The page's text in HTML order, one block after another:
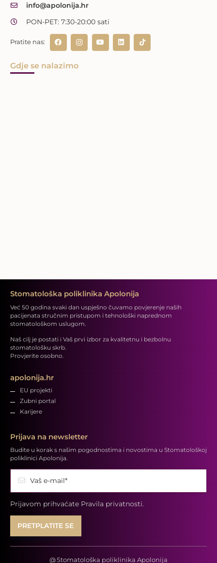
info@apolonija.hr
PON-PET: 7:30-20:00 sati
Pratite nas:
Gdje se nalazimo
Stomatološka poliklinika Apolonija
Već 50 godina svaki dan uspješno čuvamo povjerenje naših
pacijenata stručnim pristupom i tehnološki naprednom
stomatološkom uslugom.
Naš cilj je postati i Vaš prvi izbor za kvalitetnu i bezbolnu
stomatološku skrb.
Provjerite osobno.
apolonija.hr
EU projekti
Zubni portal
Karijere
Prijava na newsletter
Budite u korak s našim pogodnostima i novostima u Stomatološkoj
poliklinici Apolonija.
Vaš e-mail*
Prijavom prihvaćate Pravila privatnosti.
@Stomatološka poliklinika Apolonija